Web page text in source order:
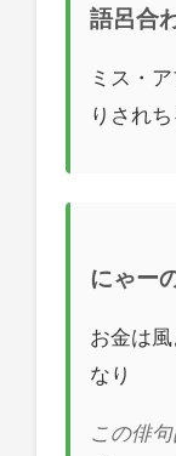
語呂合
ミス・
りされち
にゃー
お金は
なり
この俳